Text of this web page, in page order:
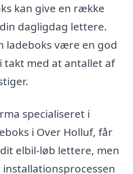
kan give en række
dagligdag lettere.
ladeboks være en god
med at antallet af
specialiseret i
i Over Holluf, får
elbil-løb lettere, men